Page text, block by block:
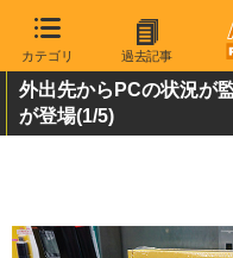
カテゴリ 過去記事
外出先からPCの状況が
が登場(1/5)